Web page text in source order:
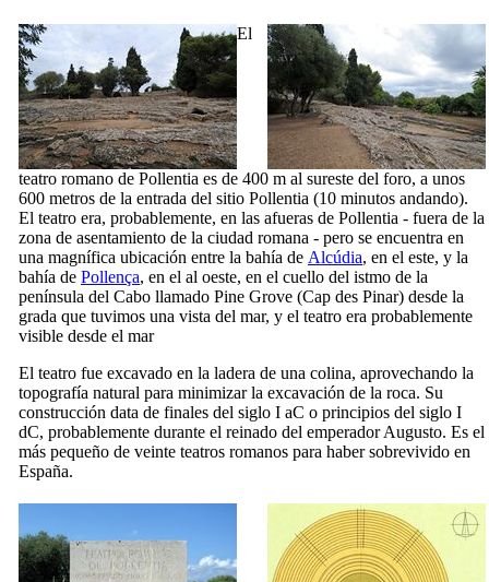
El
teatro romano de Pollentia es de 400 m al sureste del foro, a unos
600 metros de la entrada del sitio Pollentia (10 minutos andando).
El teatro era, probablemente, en las afueras de Pollentia - fuera de la
zona de asentamiento de la ciudad romana - pero se encuentra en
una magnífica ubicación entre la bahía de Alcúdia, en el este, y la
bahía de Pollença, en el al oeste, en el cuello del istmo de la
península del Cabo llamado Pine Grove (Cap des Pinar) desde la
grada que tuvimos una vista del mar, y el teatro era probablemente
visible desde el mar
El teatro fue excavado en la ladera de una colina, aprovechando la
topografía natural para minimizar la excavación de la roca. Su
construcción data de finales del siglo I aC o principios del siglo I
dC, probablemente durante el reinado del emperador Augusto. Es el
más pequeño de veinte teatros romanos para haber sobrevivido en
España.